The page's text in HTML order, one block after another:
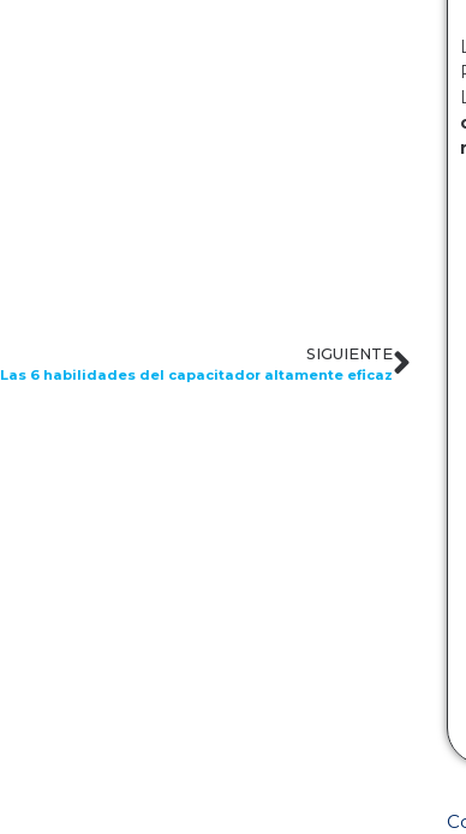
SIGUIENTE
Las 6 habilidades del capacitador altamente eficaz